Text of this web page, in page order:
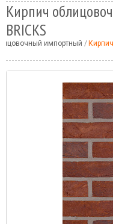
Кирпич
BRICKS
импортный